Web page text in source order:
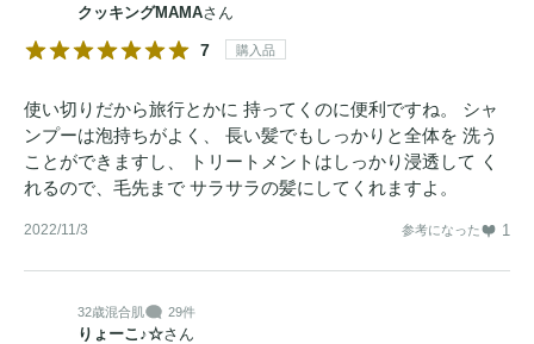
クッキングMAMAさん
7 購入品
使い切りだから旅行とかに 持ってくのに便利ですね。 シャ
ンプーは泡持ちがよく、 長い髪でもしっかりと全体を 洗う
ことができますし、 トリートメントはしっかり浸透して く
れるので、毛先まで サラサラの髪にしてくれますよ。
2022/11/3 参考になった 1
32歳混合肌 29件
りょーこ♪☆さん